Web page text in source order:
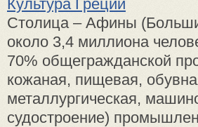
Культура Греции
Столица – Афины
около 3,4 миллиона
70% общегражданской
кожаная, пищевая,
металлургическая,
судостроение)